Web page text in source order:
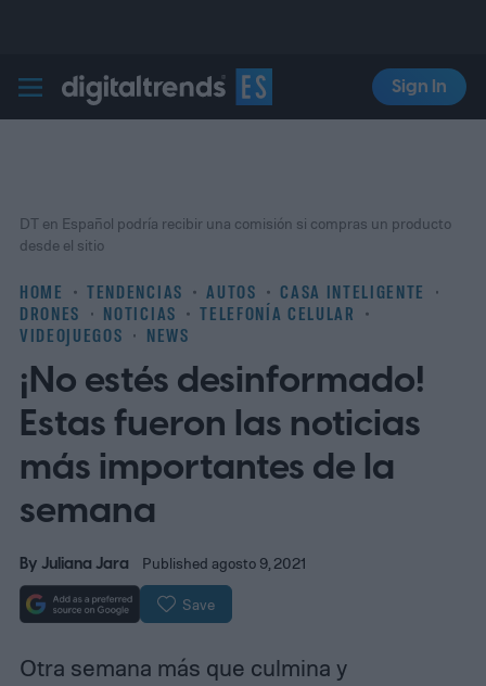
Digital Trends Español
Sign In
HOME TENDENCIAS AUTOS
CASA INTELIGENTE
DRONES
NOTICIAS
TELEFONÍA CELULAR
VIDEOJUEGOS
NEWS
DT en Español podría recibir una comisión si compras un producto
desde el sitio
¡No estés desinformado!
Estas fueron las noticias
más importantes de la
semana
ByJuliana Jara Published agosto 9, 2021
Save
Otra semana más que culmina y